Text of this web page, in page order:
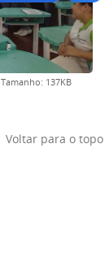
Tamanho: 137KB
Voltar para o topo